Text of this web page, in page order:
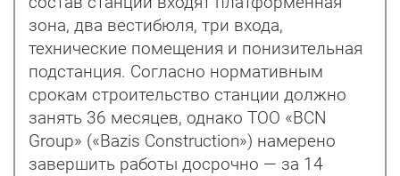
зона, два вестибюля, три входа,
технические помещения и понизительная
подстанция. Согласно нормативным
срокам строительство станции должно
занять 36 месяцев, однако ТОО «BCN
Group» («Bazis Construction») намерено
завершить работы досрочно — за 14